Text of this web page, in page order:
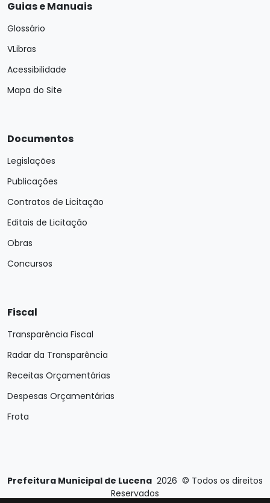
Guias e Manuais
Glossário
VLibras
Acessibilidade
Mapa do Site
Documentos
Legislações
Publicações
Contratos de Licitação
Editais de Licitação
Obras
Concursos
Fiscal
Transparência Fiscal
Radar da Transparência
Receitas Orçamentárias
Despesas Orçamentárias
Frota
Prefeitura Municipal de Lucena 2026 © Todos os direitos
Reservados